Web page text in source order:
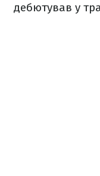
дебютував у